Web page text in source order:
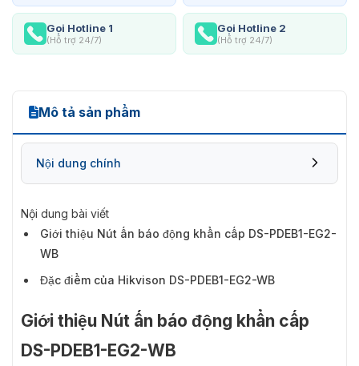
Gọi Hotline 1
(Hỗ trợ 24/7)
Gọi Hotline 2
(Hỗ trợ 24/7)
Mô tả sản phẩm
Nội dung chính
Nội dung bài viết
Giới thiệu Nút ấn báo động khẩn cấp DS-PDEB1-EG2-
WB
Đặc điểm của Hikvison DS-PDEB1-EG2-WB
Giới thiệu Nút ấn báo động khẩn cấp
DS-PDEB1-EG2-WB